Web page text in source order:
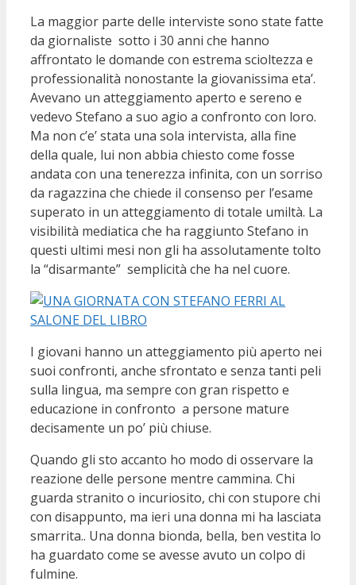
La maggior parte delle interviste sono state fatte
da giornaliste sotto i 30 anni che hanno
affrontato le domande con estrema scioltezza e
professionalità nonostante la giovanissima eta’.
Avevano un atteggiamento aperto e sereno e
vedevo Stefano a suo agio a confronto con loro.
Ma non c’e’ stata una sola intervista, alla fine
della quale, lui non abbia chiesto come fosse
andata con una tenerezza infinita, con un sorriso
da ragazzina che chiede il consenso per l’esame
superato in un atteggiamento di totale umiltà. La
visibilità mediatica che ha raggiunto Stefano in
questi ultimi mesi non gli ha assolutamente tolto
la “disarmante” semplicità che ha nel cuore.
I giovani hanno un atteggiamento più aperto nei
suoi confronti, anche sfrontato e senza tanti peli
sulla lingua, ma sempre con gran rispetto e
educazione in confronto a persone mature
decisamente un po’ più chiuse.
Quando gli sto accanto ho modo di osservare la
reazione delle persone mentre cammina. Chi
guarda stranito o incuriosito, chi con stupore chi
con disappunto, ma ieri una donna mi ha lasciata
smarrita.. Una donna bionda, bella, ben vestita lo
ha guardato come se avesse avuto un colpo di
fulmine.